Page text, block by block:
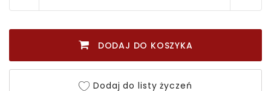
DODAJ DO KOSZYKA
Dodaj do listy życzeń